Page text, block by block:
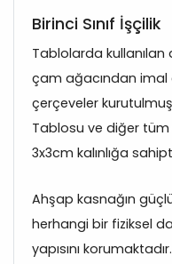
Birinci Sınıf İşçilik
Tablolarda kullanılan
çam ağacından imal
çerçeveler kurutulmuş
Tablosu ve diğer
3x3cm kalınlığa
Ahşap kasnağın
herhangi bir fiziksel
yapısını korumaktadır.